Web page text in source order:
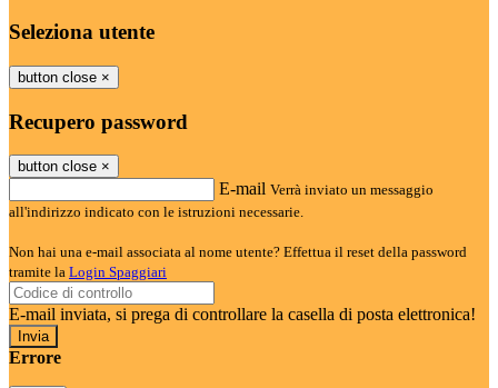
Seleziona utente
button close ×
Recupero password
button close ×
E-mail Verrà inviato un messaggio
all'indirizzo indicato con le istruzioni necessarie.
Non hai una e-mail associata al nome utente? Effettua il reset della password
tramite la Login Spaggiari
E-mail inviata, si prega di controllare la casella di posta elettronica!
Errore